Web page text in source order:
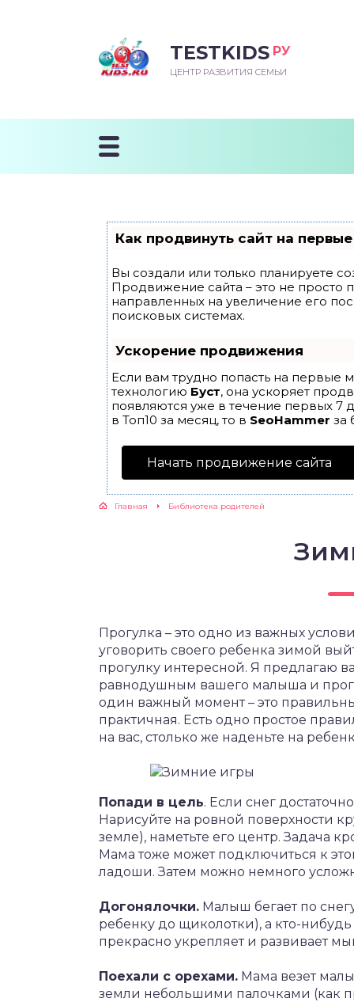
TESTKIDS РУ
ЦЕНТР РАЗВИТИЯ СЕМЬИ
Как продвинуть сайт на
Вы создали или только планируете
Продвижение сайта – это не просто
направленных на увеличение его
поисковых системах.
Ускорение продвижения
Если вам трудно попасть на первые
технологию Буст, она ускоряет
появляются уже в течение первых 7
в Топ10 за месяц, то в SeoHammer за
Начать продвижение сайта
Главная Библиотека родителей
Прогулка – это одно из важных
уговорить своего ребенка зимой
прогулку интересной. Я предлагаю
равнодушным вашего малыша и
один важный момент – это
практичная. Есть одно простое
на вас, столько же наденьте на
Попади в цель. Если снег
Нарисуйте на ровной поверхности
земле), наметьте его центр. Задача
Мама тоже может подключиться к
ладоши. Затем можно немного
Догонялочки. Малыш бегает по
ребенку до щиколотки), а кто-нибудь
прекрасно укрепляет и развивает
Поехали с орехами. Мама везет
земли небольшими палочками (как
МЕСЯЦ
ПЕРВОГО
УЧИТСЯ
ПОСЛЕ ГОДА
К ШКОЛЕ
ДОШКОЛЬНИКА
ШКОЛА
ШКОЛЬНИКА
ШКОЛЬНИКА